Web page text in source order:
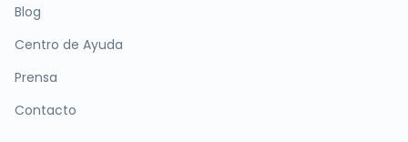
Blog
Centro de Ayuda
Prensa
Contacto